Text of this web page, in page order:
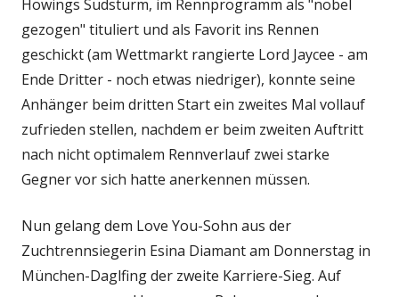
Höwings Südsturm, im Rennprogramm als "nobel
gezogen" tituliert und als Favorit ins Rennen
geschickt (am Wettmarkt rangierte Lord Jaycee - am
Ende Dritter - noch etwas niedriger), konnte seine
Anhänger beim dritten Start ein zweites Mal vollauf
zufrieden stellen, nachdem er beim zweiten Auftritt
nach nicht optimalem Rennverlauf zwei starke
Gegner vor sich hatte anerkennen müssen.
Nun gelang dem Love You-Sohn aus der
Zuchtrennsiegerin Esina Diamant am Donnerstag in
München-Daglfing der zweite Karriere-Sieg. Auf